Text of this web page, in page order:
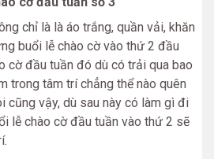
chỉ là là áo trắng, quần vải, khăn
buổi lễ chào cờ vào thứ 2 đầu
cờ đầu tuần đó dù có trải qua bao
trong tâm trí chẳng thể nào quên
cũng vậy, dù sau này có làm gì đi
lễ chào cờ đầu tuần vào thứ 2 sẽ